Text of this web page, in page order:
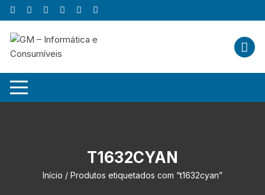
Skip
to
content
T1632CYAN
Início / Produtos etiquetados com “t1632cyan”